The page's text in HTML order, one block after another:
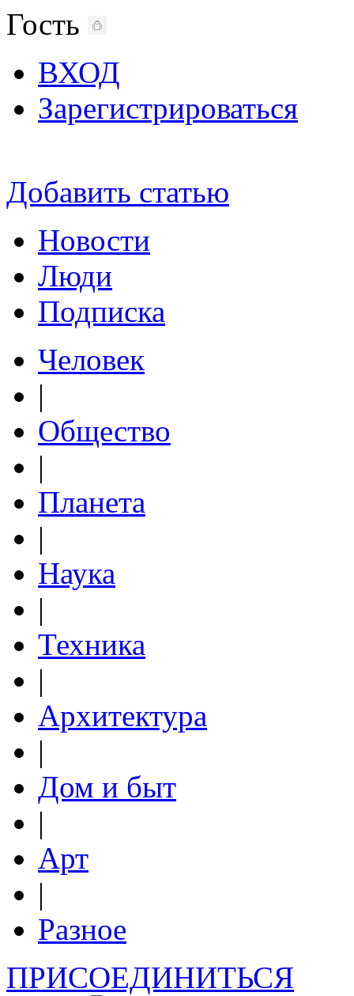
Гость
ВХОД
Зарегистрироваться
Добавить статью
Новости
Люди
Подписка
Человек
|
Общество
|
Планета
|
Наука
|
Техника
|
Архитектура
|
Дом и быт
|
Арт
|
Разное
ПРИСОЕДИНИТЬСЯ